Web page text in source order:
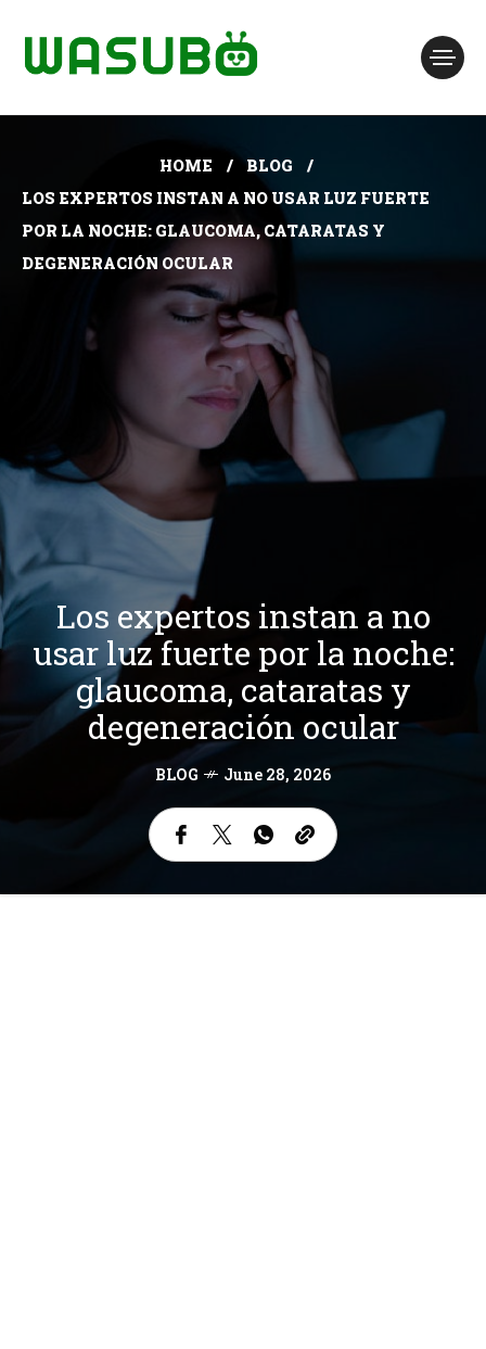
HOME
BLOG
LOS EXPERTOS INSTAN A NO USAR LUZ FUERTE
POR LA NOCHE: GLAUCOMA, CATARATAS Y
DEGENERACIÓN OCULAR
Los expertos instan a no
usar luz fuerte por la noche:
glaucoma, cataratas y
degeneración ocular
BLOG June 28, 2026